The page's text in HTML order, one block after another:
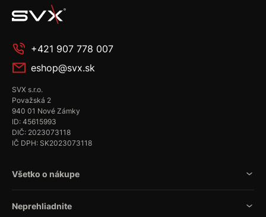
+421 907 778 007
eshop@svx.sk
SVX s.r.o.
Považská 2
940 01 Nové Zámky
ID: 45615993
DIČ: 2023073118
IČ DPH: SK2023073118
Všetko o nákupe
Neprehliadnite